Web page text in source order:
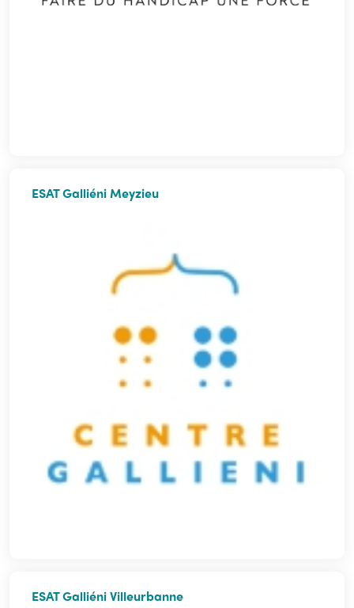
ESAT Galliéni Meyzieu
ESAT Galliéni Villeurbanne